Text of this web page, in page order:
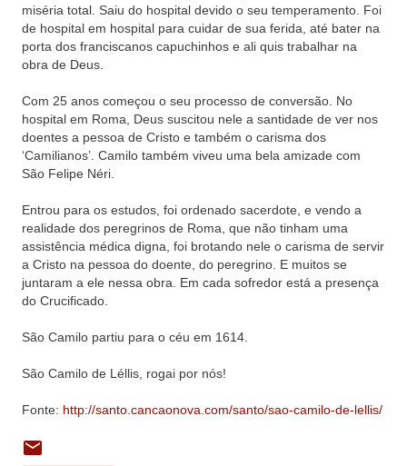
miséria total. Saiu do hospital devido o seu temperamento. Foi
de hospital em hospital para cuidar de sua ferida, até bater na
porta dos franciscanos capuchinhos e ali quis trabalhar na
obra de Deus.
Com 25 anos começou o seu processo de conversão. No
hospital em Roma, Deus suscitou nele a santidade de ver nos
doentes a pessoa de Cristo e também o carisma dos
‘Camilianos’. Camilo também viveu uma bela amizade com
São Felipe Néri.
Entrou para os estudos, foi ordenado sacerdote, e vendo a
realidade dos peregrinos de Roma, que não tinham uma
assistência médica digna, foi brotando nele o carisma de servir
a Cristo na pessoa do doente, do peregrino. E muitos se
juntaram a ele nessa obra. Em cada sofredor está a presença
do Crucificado.
São Camilo partiu para o céu em 1614.
São Camilo de Léllis, rogai por nós!
Fonte: http://santo.cancaonova.com/santo/sao-camilo-de-lellis/